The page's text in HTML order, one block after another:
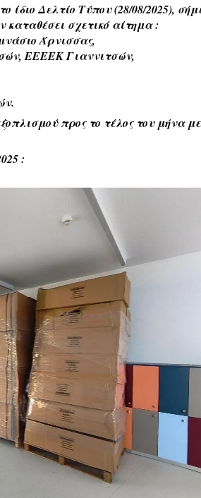
ίδιο Δελτίο Τύπου (28/08/2025),
σχετικό αίτημα :
Άρνισσας,
ΕΕΕΕΚ Γιαννιτσών,
προς το τέλος του μήνα
: